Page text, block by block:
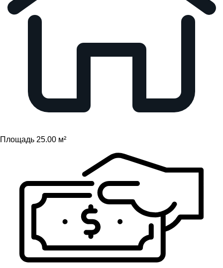
Площадь 25.00 м²